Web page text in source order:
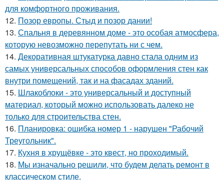
для комфортного проживания.
12. Позор европы. Стыд и позор дании!
13. Спальня в деревянном доме - это особая атмосфера,
которую невозможно перепутать ни с чем.
14. Декоративная штукатурка давно стала одним из
самых универсальных способов оформления стен как
внутри помещений, так и на фасадах зданий.
15. Шлакоблоки - это универсальный и доступный
материал, который можно использовать далеко не
только для строительства стен.
16. Планировка: ошибка номер 1 - нарушен "Рабочий
Треугольник".
17. Кухня в хрущёвке - это квест, но проходимый.
18. Мы изначально решили, что будем делать ремонт в
классическом стиле.